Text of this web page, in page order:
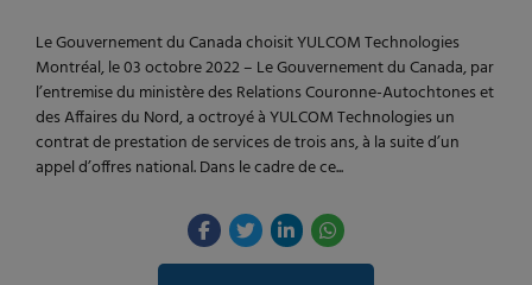
Le Gouvernement du Canada choisit YULCOM Technologies
Montréal, le 03 octobre 2022 – Le Gouvernement du Canada, par
l’entremise du ministère des Relations Couronne-Autochtones et
des Affaires du Nord, a octroyé à YULCOM Technologies un
contrat de prestation de services de trois ans, à la suite d’un
appel d’offres national. Dans le cadre de ce...